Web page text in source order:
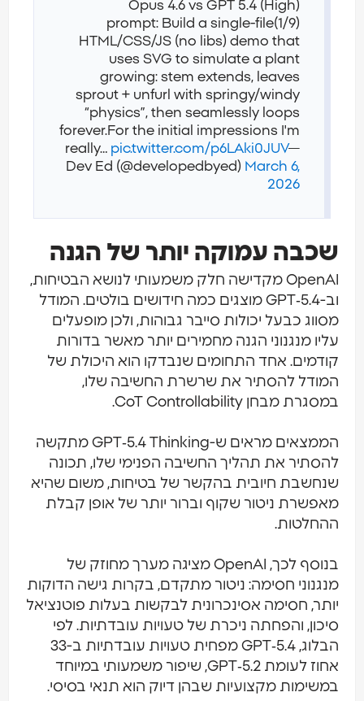
Opus 4.6 vs GPT 5.4 (High)
(1/9)
prompt: Build a single-file
HTML/CSS/JS (no libs) demo that
uses SVG to simulate a plant
growing: stem extends, leaves
sprout + unfurl with springy/windy
“physics”, then seamlessly loops
forever.For the initial impressions I'm
really… pic.twitter.com/p6LAki0JUV—
Dev Ed (@developedbyed) March 6,
2026
שכבה עמוקה יותר של הגנה
OpenAI מקדישה חלק משמעותי לנושא הבטיחות,
וב-GPT‑5.4 מוצגים כמה חידושים בולטים. המודל
מסווג כבעל יכולות סייבר גבוהות, ולכן מופעלים
עליו מנגנוני הגנה מחמירים יותר מאשר בדורות
קודמים. אחד התחומים שנבדקו הוא היכולת של
המודל להסתיר את שרשרת החשיבה שלו,
במסגרת מבחן CoT Controllability.
הממצאים מראים ש-GPT‑5.4 Thinking מתקשה
להסתיר את תהליך החשיבה הפנימי שלו, תכונה
שנחשבת חיובית בהקשר של בטיחות, משום שהיא
מאפשרת ניטור שקוף וברור יותר של אופן קבלת
ההחלטות.
בנוסף לכך, OpenAI מציגה מערך מחוזק של
מנגנוני חסימה: ניטור מתקדם, בקרות גישה הדוקות
יותר, חסימה אסינכרונית לבקשות בעלות פוטנציאל
סיכון, והפחתה ניכרת של טעויות עובדתיות. לפי
הבלוג, GPT‑5.4 מפחית טעויות עובדתיות ב-33
אחוז לעומת GPT‑5.2, שיפור משמעותי במיוחד
במשימות מקצועיות שבהן דיוק הוא תנאי בסיסי.